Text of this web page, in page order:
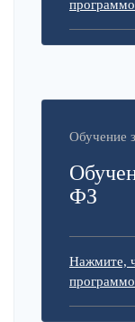
Обучение
ФЗ
Нажмите,